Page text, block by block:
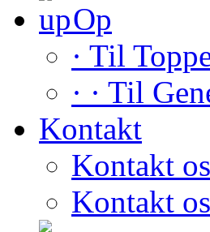
Op
· Til
· · Til
Kontakt
Kontakt
Kontakt